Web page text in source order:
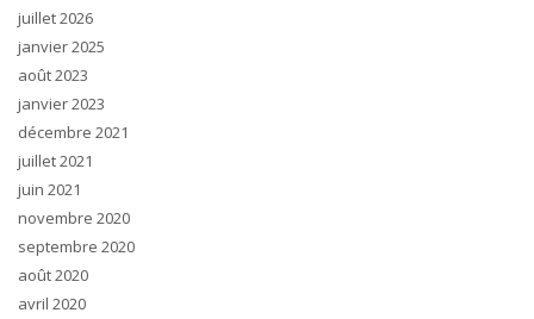
juillet 2026
janvier 2025
août 2023
janvier 2023
décembre 2021
juillet 2021
juin 2021
novembre 2020
septembre 2020
août 2020
avril 2020